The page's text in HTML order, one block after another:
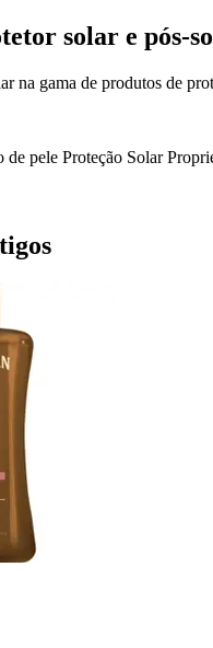
solar e pós-
na gama de produtos de
de pele Proteção Solar